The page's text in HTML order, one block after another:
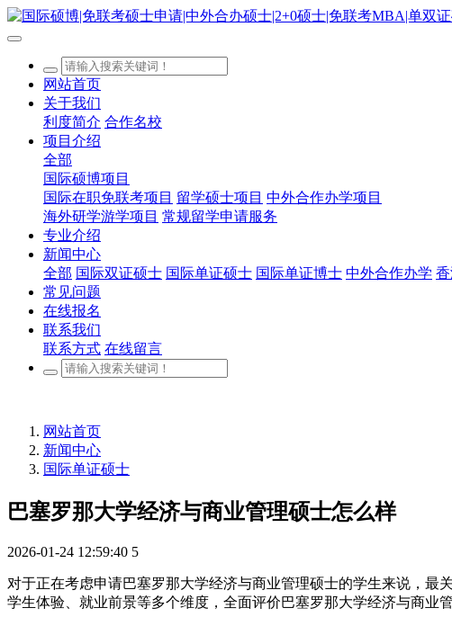
网站首页
关于我们
利度简介 合作名校
项目介绍
全部
国际硕博项目
国际在职免联考项目 留学硕士项目 中外合作办学项目
海外研学游学项目 常规留学申请服务
专业介绍
新闻中心
全部 国际双证硕士 国际单证硕士 国际单证博士 中外合作办学
常见问题
在线报名
联系我们
联系方式 在线留言
网站首页
新闻中心
国际单证硕士
巴塞罗那大学经济与商业管理硕士怎么样
2026-01-24 12:59:40 5
对于正在考虑申请巴塞罗那大学经济与商业管理硕士的学生来说，最
学生体验、就业前景等多个维度，全面评价巴塞罗那大学经济与商业管